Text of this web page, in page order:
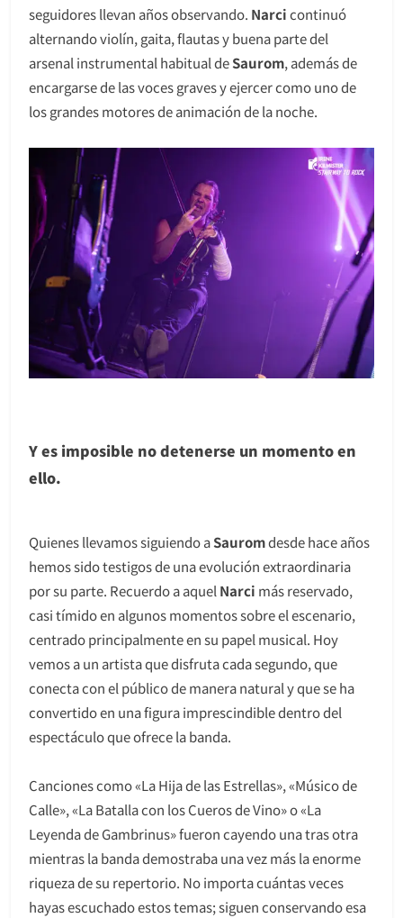
seguidores llevan años observando. Narcicontinuó
alternando violín, gaita, flautas y buena parte del
arsenal instrumental habitual deSaurom, además de
encargarse de las voces graves y ejercer como uno de
los grandes motores de animación de la noche.
Y es imposible no detenerse un momento en
ello.
Quienes llevamos siguiendo aSauromdesde hace años
hemos sido testigos de una evolución extraordinaria
por su parte. Recuerdo a aquelNarci más reservado,
casi tímido en algunos momentos sobre el escenario,
centrado principalmente en su papel musical. Hoy
vemos a un artista que disfruta cada segundo, que
conecta con el público de manera natural y que se ha
convertido en una figura imprescindible dentro del
espectáculo que ofrece la banda.
Canciones como «La Hija de las Estrellas», «Músico de
Calle», «La Batalla con los Cueros de Vino» o «La
Leyenda de Gambrinus» fueron cayendo una tras otra
mientras la banda demostraba una vez más la enorme
riqueza de su repertorio. No importa cuántas veces
hayas escuchado estos temas; siguen conservando esa